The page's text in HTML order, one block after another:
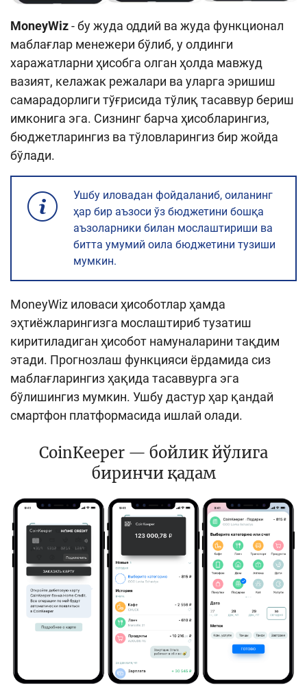
MoneyWiz- бу жуда оддий ва жуда функционал
маблағлар менежери бўлиб, у олдинги
харажатларни ҳисобга олган ҳолда мавжуд
вазият, келажак режалари ва уларга эришиш
самарадорлиги тўғрисида тўлиқ тасаввур бериш
имконига эга. Сизнинг барча ҳисобларингиз,
бюджетларингиз ва тўловларингиз бир жойда
бўлади.
Ушбу иловадан фойдаланиб, оиланинг
ҳар бир аъзоси ўз бюджетини бошқа
аъзоларники билан мослаштириши ва
битта умумий оила бюджетини тузиши
мумкин.
MoneyWiz иловаси ҳисоботлар ҳамда
эҳтиёжларингизга мослаштириб тузатиш
киритиладиган ҳисобот намуналарини тақдим
этади. Прогнозлаш функцияси ёрдамида сиз
маблағларингиз ҳақида тасаввурга эга
бўлишингиз мумкин. Ушбу дастур ҳар қандай
смартфон платформасида ишлай олади.
CoinKeeper — бойлик йўлига
биринчи қадам